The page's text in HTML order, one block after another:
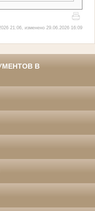
21:06, изменено 29.06.2026 16:09
В